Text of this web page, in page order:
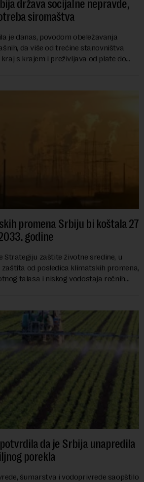
država socijalne nepravde,
siromaštva
je danas, povodom obeležavanja
da više od trećine stanovništva
s krajem i preživljava od plate do
promena Srbiju bi koštala 27
godine
Strategiju zaštite životne sredine, u
zaštita od posledica klimatskih promena,
talasa i niskog vodostaja rečnih
da je Srbija unapredila
porekla
šumarstva i vodoprivrede saopštilo